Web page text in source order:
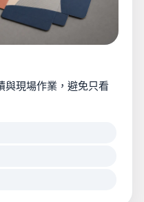
與現場作業，避免只看